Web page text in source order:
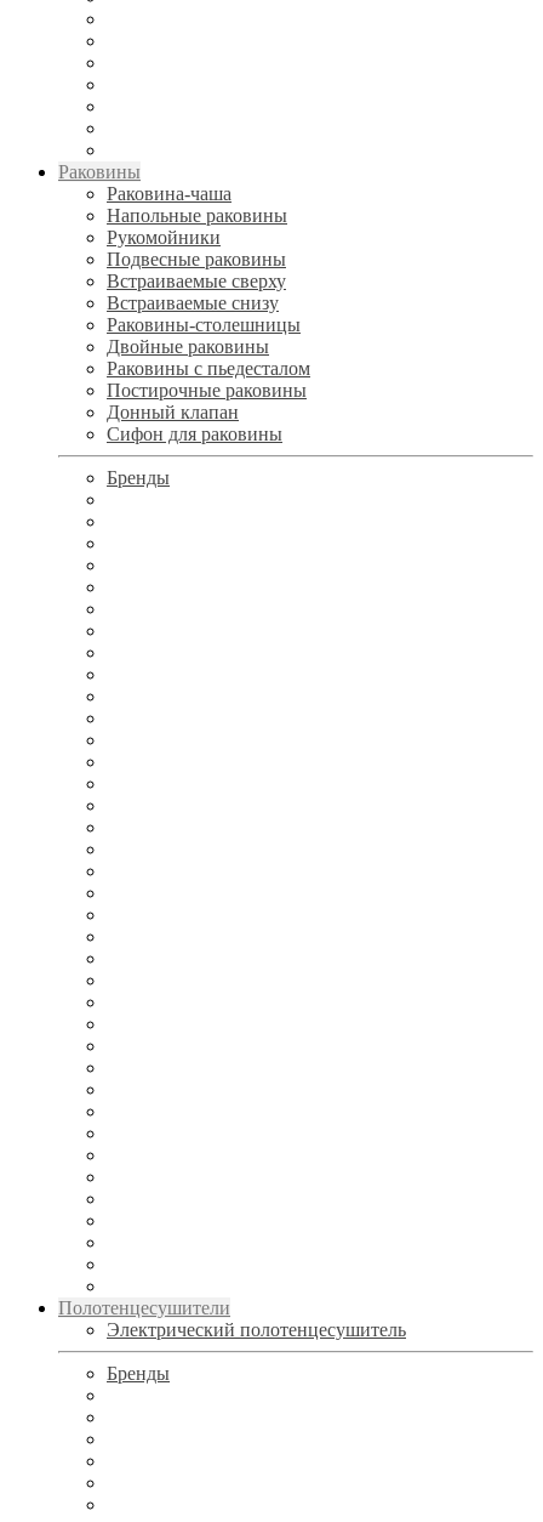
Раковины
Раковина-чаша
Напольные раковины
Рукомойники
Подвесные раковины
Встраиваемые сверху
Встраиваемые снизу
Раковины-столешницы
Двойные раковины
Раковины с пьедесталом
Постирочные раковины
Донный клапан
Сифон для раковины
Бренды
Полотенцесушители
Электрический полотенцесушитель
Бренды